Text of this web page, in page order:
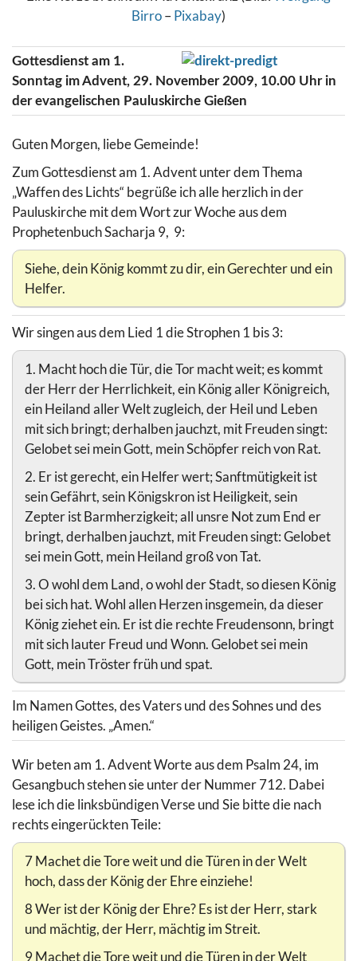
Birro–Pixabay)
Gottesdienst am 1.
Sonntag im Advent, 29. November 2009, 10.00 Uhr in
der evangelischen Pauluskirche Gießen
Guten Morgen, liebe Gemeinde!
Zum Gottesdienst am 1. Advent unter dem Thema
„Waffen des Lichts“ begrüße ich alle herzlich in der
Pauluskirche mit dem Wort zur Woche aus dem
Prophetenbuch Sacharja 9, 9:
Siehe, dein König kommt zu dir, ein Gerechter und ein
Helfer.
Wir singen aus dem Lied 1 die Strophen 1 bis 3:
1. Macht hoch die Tür, die Tor macht weit; es kommt
der Herr der Herrlichkeit, ein König aller Königreich,
ein Heiland aller Welt zugleich, der Heil und Leben
mit sich bringt; derhalben jauchzt, mit Freuden singt:
Gelobet sei mein Gott, mein Schöpfer reich von Rat.
2. Er ist gerecht, ein Helfer wert; Sanftmütigkeit ist
sein Gefährt, sein Königskron ist Heiligkeit, sein
Zepter ist Barmherzigkeit; all unsre Not zum End er
bringt, derhalben jauchzt, mit Freuden singt: Gelobet
sei mein Gott, mein Heiland groß von Tat.
3. O wohl dem Land, o wohl der Stadt, so diesen König
bei sich hat. Wohl allen Herzen insgemein, da dieser
König ziehet ein. Er ist die rechte Freudensonn, bringt
mit sich lauter Freud und Wonn. Gelobet sei mein
Gott, mein Tröster früh und spat.
Im Namen Gottes, des Vaters und des Sohnes und des
heiligen Geistes. „Amen.“
Wir beten am 1. Advent Worte aus dem Psalm 24, im
Gesangbuch stehen sie unter der Nummer 712. Dabei
lese ich die linksbündigen Verse und Sie bitte die nach
rechts eingerückten Teile:
7 Machet die Tore weit und die Türen in der Welt
hoch, dass der König der Ehre einziehe!
8 Wer ist der König der Ehre? Es ist der Herr, stark
und mächtig, der Herr, mächtig im Streit.
9 Machet die Tore weit und die Türen in der Welt